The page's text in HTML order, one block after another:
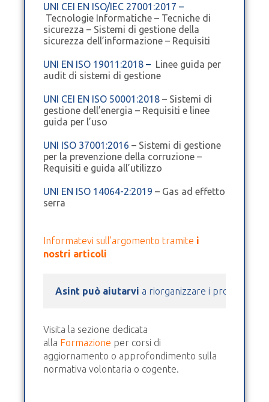
UNI CEI EN ISO/IEC 27001:2017 –
Tecnologie Informatiche – Tecniche di
sicurezza – Sistemi di gestione della
sicurezza dell’informazione – Requisiti
UNI EN ISO 19011:2018 – Linee guida per
audit di sistemi di gestione
UNI CEI EN ISO 50001:2018 – Sistemi di
gestione dell’energia – Requisiti e linee
guida per l’uso
UNI ISO 37001:2016 – Sistemi di gestione
per la prevenzione della corruzione –
Requisiti e guida all’utilizzo
UNI EN ISO 14064-2:2019 – Gas ad effetto
serra
Informatevi sull’argomento tramite i
nostri articoli
Asint può aiutarvi a riorganizzare i processi
Visita la sezione dedicata
alla Formazione per corsi di
aggiornamento o approfondimento sulla
normativa volontaria o cogente.